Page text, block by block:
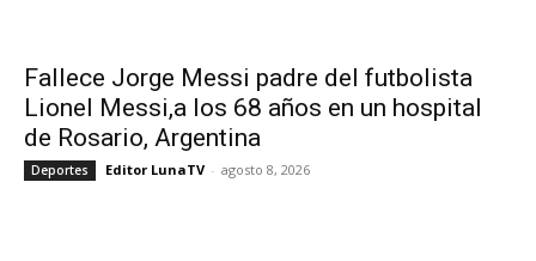
Fallece Jorge Messi padre del futbolista
Lionel Messi,a los 68 años en un hospital
de Rosario, Argentina
Deportes Editor LunaTV - agosto 8, 2026